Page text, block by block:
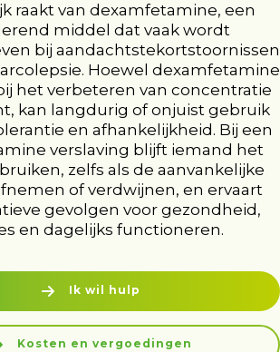
raakt van dexamfetamine, een
middel dat vaak wordt
bij aandachtstekortstoornissen
Hoewel dexamfetamine
het verbeteren van concentratie
kan langdurig of onjuist gebruik
en afhankelijkheid. Bij een
verslaving blijft iemand het
zelfs als de aanvankelijke
of verdwijnen, en ervaart
gevolgen voor gezondheid,
en dagelijks functioneren.
Ik wil hulp
Kosten en vergoedingen